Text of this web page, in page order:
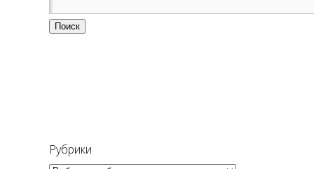
Рубрики